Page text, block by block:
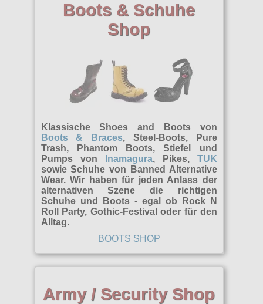
Warrior Clothing
Boots & Schuhe
Shop
Klassische Shoes and Boots von
Boots & Braces, Steel-Boots, Pure
Trash, Phantom Boots, Stiefel und
Pumps von
Inamagura, Pikes, TUK
sowie Schuhe von Banned Alternative
Wear. Wir haben für jeden Anlass der
alternativen Szene die richtigen
Schuhe und Boots - egal ob Rock N
Roll Party, Gothic-Festival oder für den
Alltag.
BOOTS SHOP
Army / Security Shop